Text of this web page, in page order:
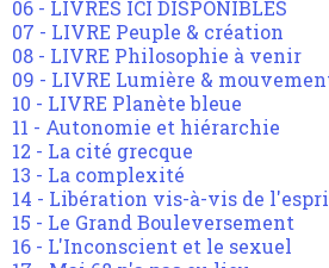
06 - LIVRES ICI DISPONIBLES
07 - LIVRE Peuple & création
08 - LIVRE Philosophie à venir
09 - LIVRE Lumière &
10 - LIVRE Planète bleue
11 - Autonomie et hiérarchie
12 - La cité grecque
13 - La complexité
14 - Libération vis-à-vis de
15 - Le Grand Bouleversement
16 - L'Inconscient et le sexuel